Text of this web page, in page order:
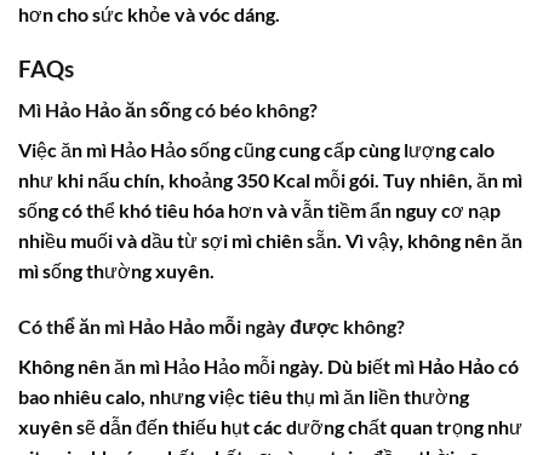
hơn cho sức khỏe và vóc dáng.
FAQs
Mì Hảo Hảo ăn sống có béo không?
Việc ăn mì Hảo Hảo sống cũng cung cấp cùng lượng calo
như khi nấu chín, khoảng 350 Kcal mỗi gói. Tuy nhiên, ăn mì
sống có thể khó tiêu hóa hơn và vẫn tiềm ẩn nguy cơ nạp
nhiều muối và dầu từ sợi mì chiên sẵn. Vì vậy, không nên ăn
mì sống thường xuyên.
Có thể ăn mì Hảo Hảo mỗi ngày được không?
Không nên ăn mì Hảo Hảo mỗi ngày. Dù biết mì Hảo Hảo có
bao nhiêu calo, nhưng việc tiêu thụ mì ăn liền thường
xuyên sẽ dẫn đến thiếu hụt các dưỡng chất quan trọng như